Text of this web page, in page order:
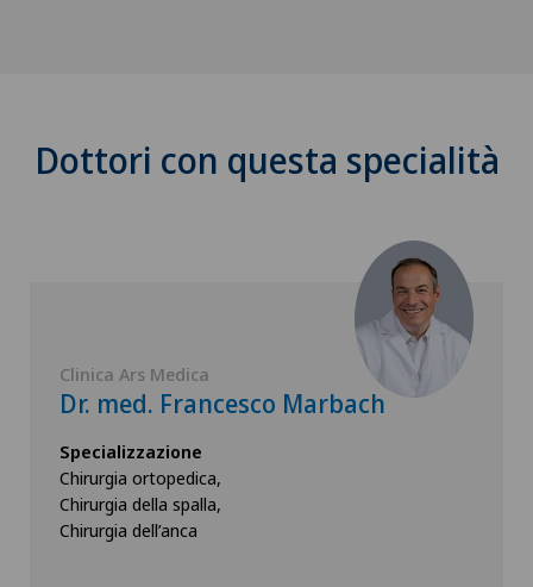
Dottori con questa specialità
Clinica Ars Medica
Dr. med. Francesco Marbach
Specializzazione
Chirurgia ortopedica,
Chirurgia della spalla,
Chirurgia dell’anca